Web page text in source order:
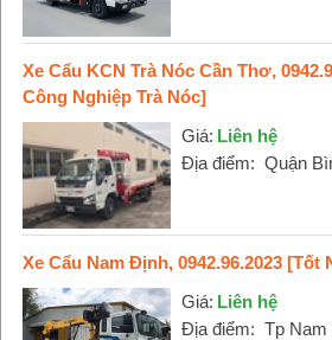
Xe Cẩu KCN Trà Nóc Cần Thơ,
Công Nghiệp Trà Nóc]
Giá: Liên hệ
Địa điểm: Quận
Xe Cẩu Nam Định, 0942.96.2023 [Tốt
Giá: Liên hệ
Địa điểm: Tp